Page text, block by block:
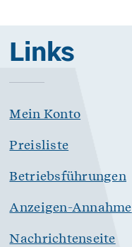
Links
Mein Konto
Preisliste
Betriebsführungen
Anzeigen-Annahme
Nachrichtenseite